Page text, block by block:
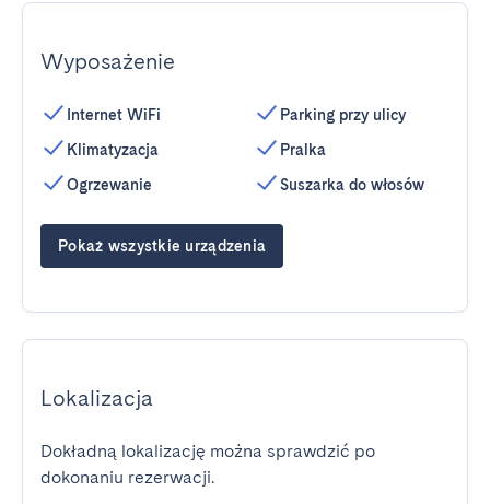
Wyposażenie
Internet WiFi
Klimatyzacja
Ogrzewanie
Parking przy ulicy
Pralka
Suszarka do włosów
Pokaż wszystkie urządzenia
Lokalizacja
Dokładną lokalizację można sprawdzić po
dokonaniu rezerwacji.